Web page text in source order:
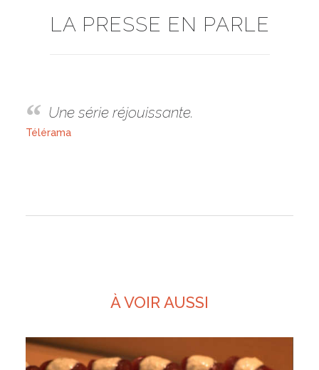
LA PRESSE EN PARLE
Une série réjouissante.
Télérama
À VOIR AUSSI